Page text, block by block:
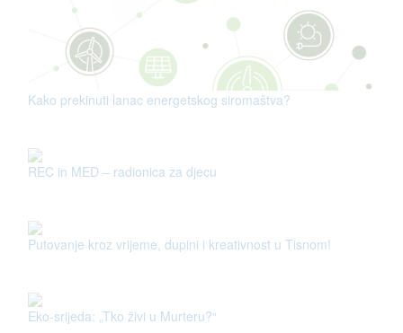
Kako prekinuti lanac energetskog siromaštva?
REC in MED – radionica za djecu
Putovanje kroz vrijeme, dupini i kreativnost u Tisnom!
Eko-srijeda: „Tko živi u Murteru?“